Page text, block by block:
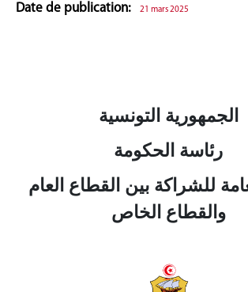
Date de publication: 21 mars 2025
الجمهورية التونسية
رئاسة الحكومة
للشراكة بين القطاع العام
والقطاع الخاص